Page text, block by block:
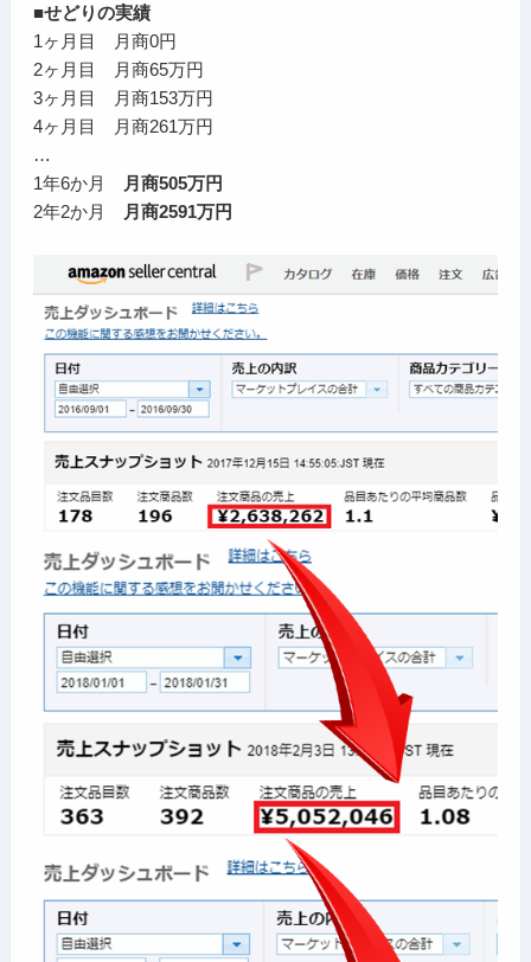
■せどりの実績
1ヶ月目 月商0円
2ヶ月目 月商65万円
3ヶ月目 月商153万円
4ヶ月目 月商261万円
…
1年6か月
月商505万円
2年2か月
月商2591万円